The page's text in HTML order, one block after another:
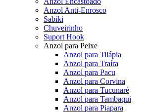
Anzol Anti-Enrosco
Sabiki
Chuveirinho
Suport Hook
Anzol para Peixe
Anzol para Tilápia
Anzol para Traíra
Anzol para Pacu
Anzol para Corvina
Anzol para Tucunaré
Anzol para Tambaqui
Anzol para Piapara